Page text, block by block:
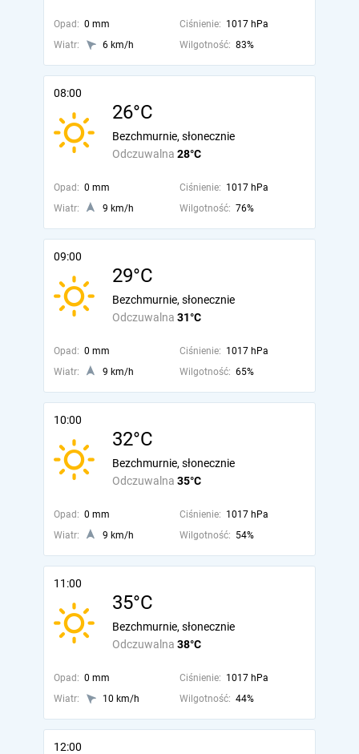
Opad: 0 mm Ciśnienie: 1017 hPa
Wiatr:
6 km/h Wilgotność: 83%
08:00
26°C
Odczuwalna 28°C
Bezchmurnie, słonecznie
Opad: 0 mm Ciśnienie: 1017 hPa
Wiatr:
9 km/h Wilgotność: 76%
09:00
29°C
Odczuwalna 31°C
Bezchmurnie, słonecznie
Opad: 0 mm Ciśnienie: 1017 hPa
Wiatr:
9 km/h Wilgotność: 65%
10:00
32°C
Odczuwalna 35°C
Bezchmurnie, słonecznie
Opad: 0 mm Ciśnienie: 1017 hPa
Wiatr:
9 km/h Wilgotność: 54%
11:00
35°C
Odczuwalna 38°C
Bezchmurnie, słonecznie
Opad: 0 mm Ciśnienie: 1017 hPa
Wiatr:
10 km/h Wilgotność: 44%
12:00